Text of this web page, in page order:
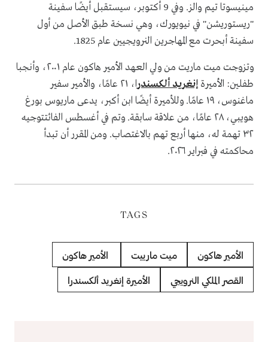
مينيسوتا تيم والز. وفي 9 أكتوبر، سيستقبل أيضًا سفينة
"ريستوريشن" في نيويورك، وهي نسخة طبق الأصل من أول
سفينة أبحرت مع المهاجرين النرويجيين عام 1825.
وتزوجت ميت ماريت من ولي العهد الأمير هاكون عام ٢٠٠١، وأنجبا
طفلين: الأميرة إنغريد ألكسندر
ا، ٢١ عامًا، والأمير سفير
ماغنوس، ١٩ عامًا. وللأميرة أيضًا ابن أكبر، يدعى ماريوس بورغ
هويبي، ٢٨ عامًا، من علاقة سابقة. وتم في أغسطس الفائتتوجيه
٣٢ تهمة له، منها أربع تهم بالاغتصاب. ومن المقرر أن تبدأ
محاكمته في فبراير ٢٠٢٦.
TAGS
الأمير هاكون ميت مارييت الأمير هاكون
القصر الملكي النرويجي الأميرة إنغريد ألكسندرا